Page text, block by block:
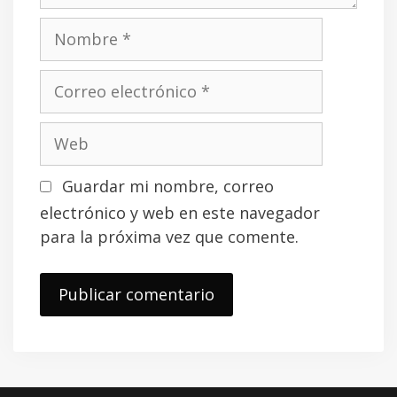
s
o
m
r
r
e
e
l
e
t
W
b Guardar mi nombre, correo
electrónico y web en este navegador
para la próxima vez que comente.